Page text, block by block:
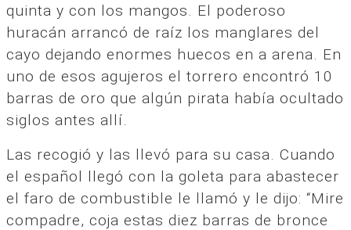
quinta y con los mangos. El poderoso
huracán arrancó de raíz los manglares del
cayo dejando enormes huecos en a arena. En
uno de esos agujeros el torrero encontró 10
barras de oro que algún pirata había ocultado
siglos antes allí.
Las recogió y las llevó para su casa. Cuando
el español llegó con la goleta para abastecer
el faro de combustible le llamó y le dijo: “Mire
compadre, coja estas diez barras de bronce